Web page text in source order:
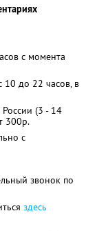
с момента
10 до 22 часов, в
России (3 - 14
300р.
с
звонок по
здесь